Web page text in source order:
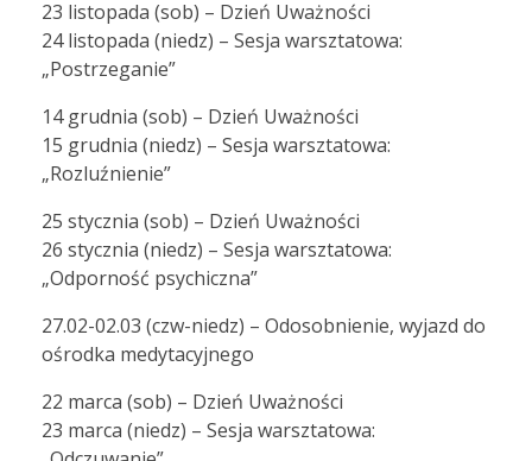
23 listopada (sob) – Dzień Uważności
24 listopada (niedz) – Sesja warsztatowa:
„Postrzeganie”
14 grudnia (sob) – Dzień Uważności
15 grudnia (niedz) – Sesja warsztatowa:
„Rozluźnienie”
25 stycznia (sob) – Dzień Uważności
26 stycznia (niedz) – Sesja warsztatowa:
„Odporność psychiczna”
27.02-02.03 (czw-niedz) – Odosobnienie, wyjazd do
ośrodka medytacyjnego
22 marca (sob) – Dzień Uważności
23 marca (niedz) – Sesja warsztatowa: